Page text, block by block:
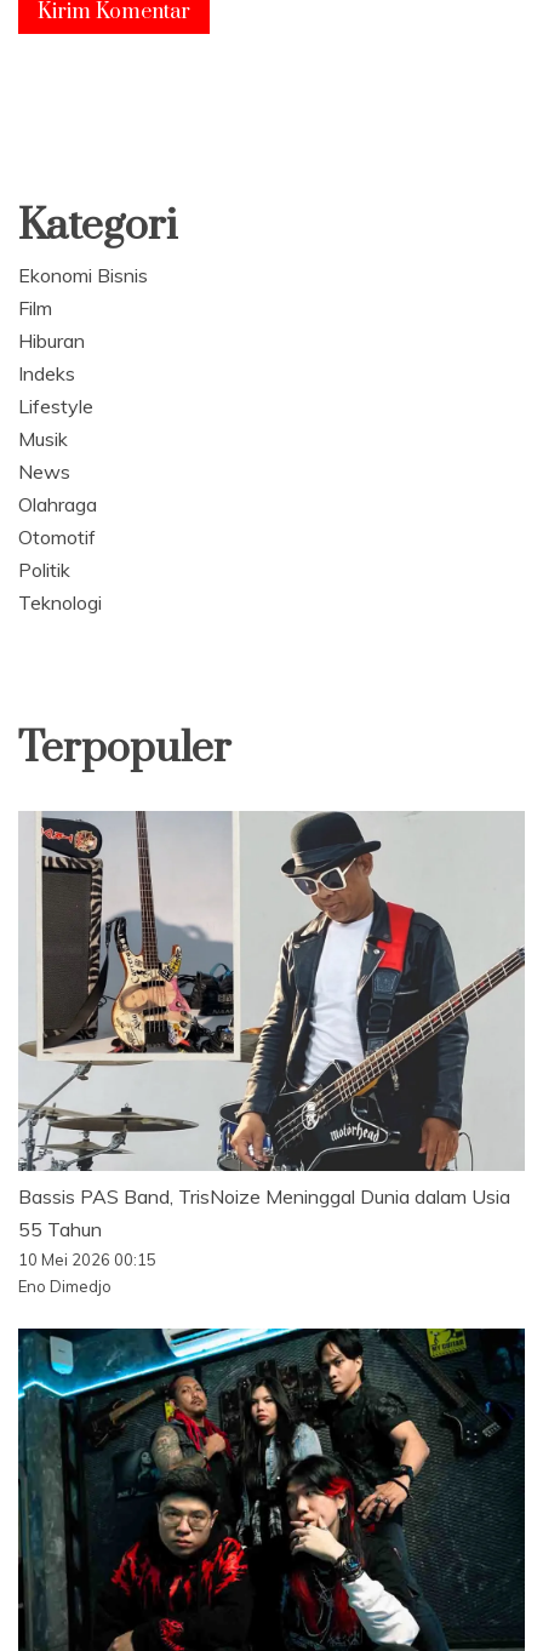
Kategori
Ekonomi Bisnis
Film
Hiburan
Indeks
Lifestyle
Musik
News
Olahraga
Otomotif
Politik
Teknologi
Terpopuler
Bassis PAS Band, TrisNoize Meninggal Dunia dalam Usia
55 Tahun
10 Mei 2026 00:15
Eno Dimedjo